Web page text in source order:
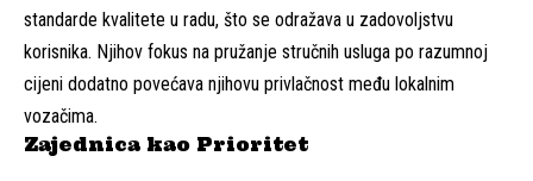
standarde kvalitete u radu, što se odražava u zadovoljstvu
korisnika. Njihov fokus na pružanje stručnih usluga po razumnoj
cijeni dodatno povećava njihovu privlačnost među lokalnim
vozačima.
Zajednica kao Prioritet